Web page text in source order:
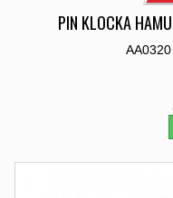
PIN KLOCKA